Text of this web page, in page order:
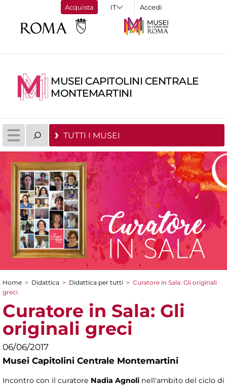
Acquista Accedi
MUSEI CAPITOLINI CENTRALE
MONTEMARTINI
TUTTI I MUSEI
Tu sei qui
Home > Didattica > Didattica per tutti > Curatore in Sala: Gli originali
greci
Curatore in Sala: Gli
originali greci
06/06/2017
Musei Capitolini Centrale Montemartini
Incontro con il curatore Nadia Agnoli nell'ambito del ciclo di